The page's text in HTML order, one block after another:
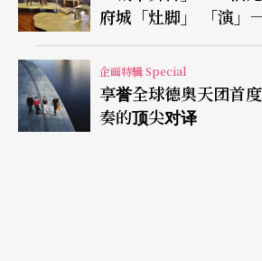
府城「灶脚」 「演」
企画特辑 Special
享誉全球德奥天团首
奏的顶尖对译